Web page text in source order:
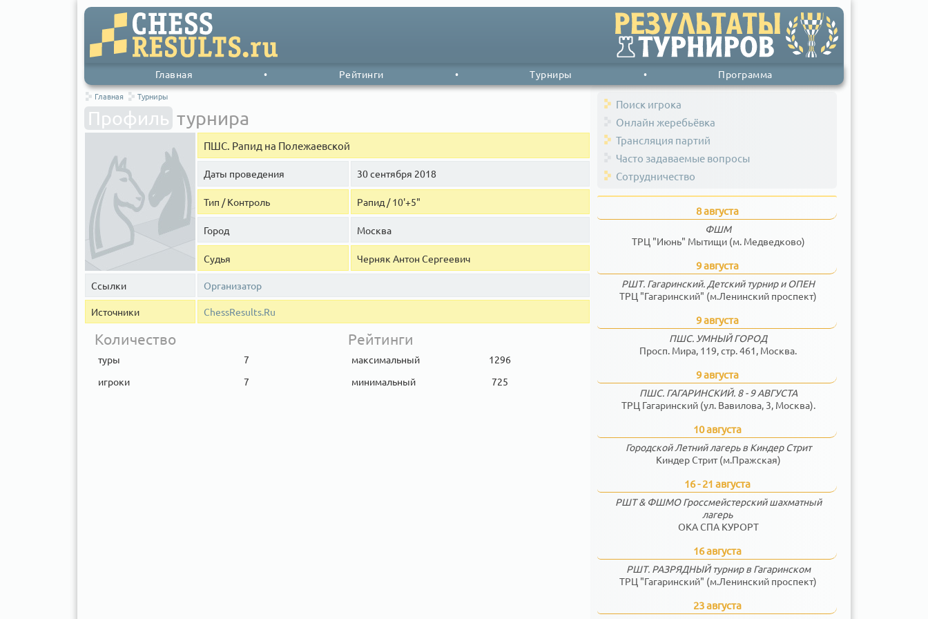
Главная • Рейтинги • Турниры • Программа
Главная Турниры
Профиль турнира
ПШС. Рапид на Полежаевской
Даты проведения 30 сентября 2018
Тип / Контроль Рапид / 10'+5"
Город Москва
Судья Черняк Антон Сергеевич
Ссылки Организатор
Источники ChessResults.Ru
Количество
туры
7
игроки
7
Рейтинги
максимальный
1296
минимальный
725
Поиск игрока
Онлайн жеребьёвка
Трансляция партий
Часто задаваемые вопросы
Сотрудничество
8 августа
ФШМ
ТРЦ "Июнь" Мытищи (м. Медведково)
9 августа
РШТ. Гагаринский. Детский турнир и ОПЕН
ТРЦ "Гагаринский" (м.Ленинский проспект)
9 августа
ПШС. УМНЫЙ ГОРОД
Просп. Мира, 119, стр. 461, Москва.
9 августа
ПШС. ГАГАРИНСКИЙ. 8 - 9 АВГУСТА
ТРЦ Гагаринский (ул. Вавилова, 3, Москва).
10 августа
Городской Летний лагерь в Киндер Стрит
Киндер Стрит (м.Пражская)
16 - 21 августа
РШТ & ФШМО Гроссмейстерский шахматный
лагерь
ОКА СПА КУРОРТ
16 августа
РШТ. РАЗРЯДНЫЙ турнир в Гагаринском
ТРЦ "Гагаринский" (м.Ленинский проспект)
23 августа